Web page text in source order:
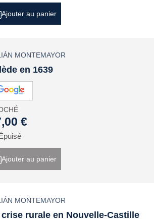
Ajouter au panier
MONTEMAYOR
en 1639
€
Ajouter au panier
MONTEMAYOR
crise rurale en Nouvelle-Castille